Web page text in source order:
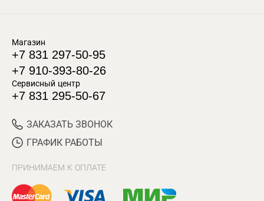
Магазин
+7 831 297-50-95
+7 910-393-80-26
Сервисный центр
+7 831 295-50-67
ЗАКАЗАТЬ ЗВОНОК
ГРАФИК РАБОТЫ
ПРИНИМАЕМ К ОПЛАТЕ